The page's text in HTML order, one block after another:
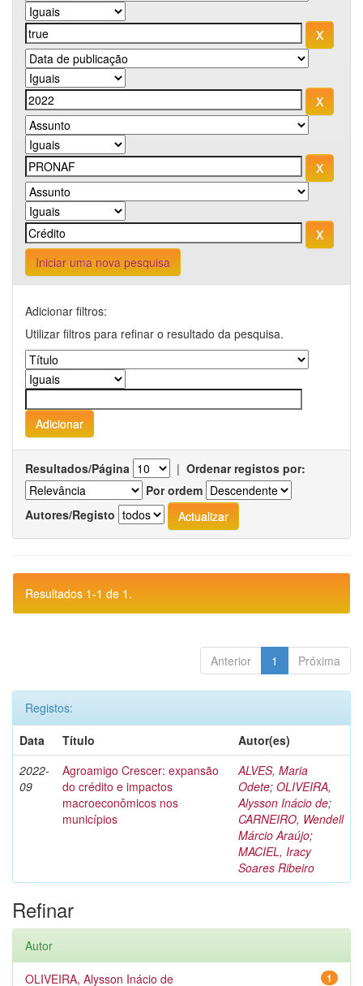
Iniciar uma nova pesquisa
Adicionar filtros:
Utilizar filtros para refinar o resultado da pesquisa.
Resultados/Página | Ordenar registos por:
Por ordem
Autores/Registo
Resultados 1-1 de 1.
Anterior 1 Próxima
Registos:
Data
Título
Autor(es)
2022-
09
Agroamigo Crescer: expansão
do crédito e impactos
macroeconômicos nos
municípios
ALVES, Maria
Odete; OLIVEIRA,
Alysson Inácio de;
CARNEIRO, Wendell
Márcio Araújo;
MACIEL, Iracy
Soares Ribeiro
Refinar
Autor
1
OLIVEIRA, Alysson Inácio de